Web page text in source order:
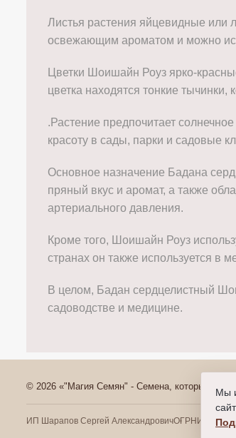
Листья растения яйцевидные или
освежающим ароматом и можно
Цветки Шоишайн Роуз ярко-
цветка находятся тонкие
. Растение предпочитает
красоту в сады, парки и садовые
Основное назначение Бадана
пряный вкус и аромат, а также
артериального давления.
Кроме того, Шоишайн Роуз
странах он также используется в
В целом, Бадан сердцелистный
садоводстве и медицине.
© 2026 «"Магия Семян" - Семена, которые
ИП Шарапов Сергей АлександровичОГРНИП
Мы